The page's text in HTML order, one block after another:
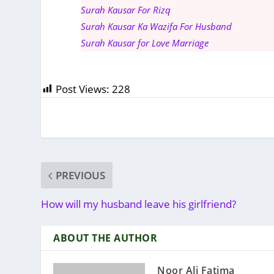
Surah Kausar For Rizq
Surah Kausar Ka Wazifa For Husband
Surah Kausar for Love Marriage
Post Views: 228
PREVIOUS
How will my husband leave his girlfriend?
ABOUT THE AUTHOR
Noor Ali Fatima